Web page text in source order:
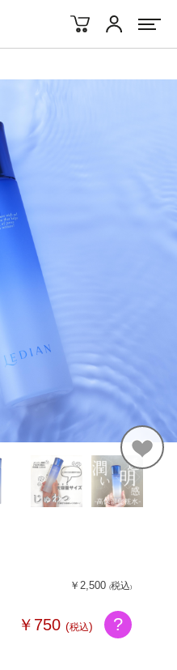
アカウン
￥2,500 (税込)
￥750 (税込) ?